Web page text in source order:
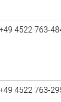
4522 763-
4522 763-